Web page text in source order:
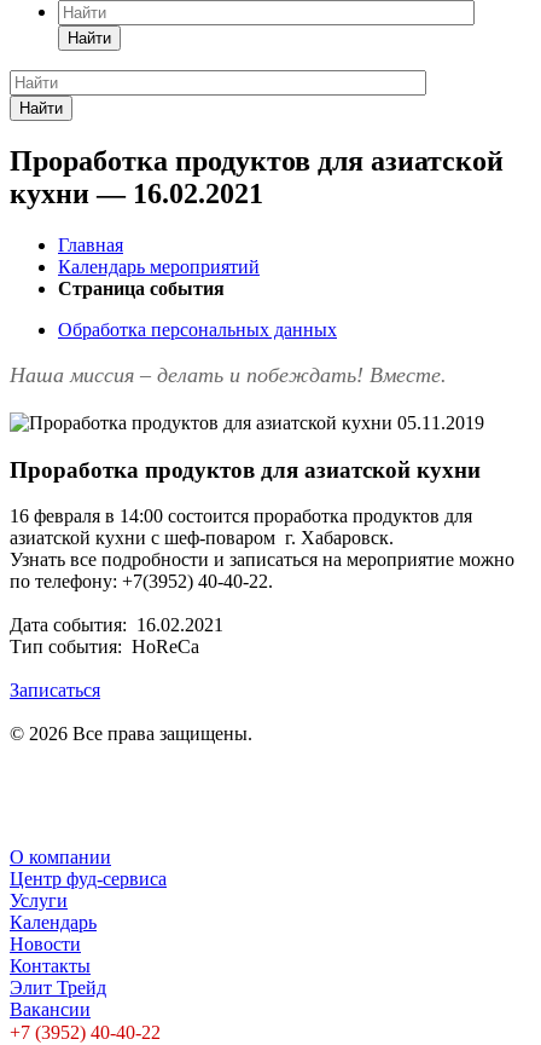
Найти
Найти
Проработка продуктов для азиатской
кухни — 16.02.2021
Главная
Календарь мероприятий
Страница события
Обработка персональных данных
Наша миссия – делать и побеждать! Вместе.
05.11.2019
Проработка продуктов для азиатской кухни
16 февраля в 14:00 состоится проработка продуктов для
азиатской кухни с шеф-поваром г. Хабаровск.
Узнать все подробности и записаться на мероприятие можно
по телефону: +7(3952) 40-40-22.
Дата события: 16.02.2021
Тип события: HoReCa
Записаться
© 2026 Все права защищены.
О компании
Центр фуд-сервиса
Услуги
Календарь
Новости
Контакты
Элит Трейд
Вакансии
+7 (3952) 40-40-22